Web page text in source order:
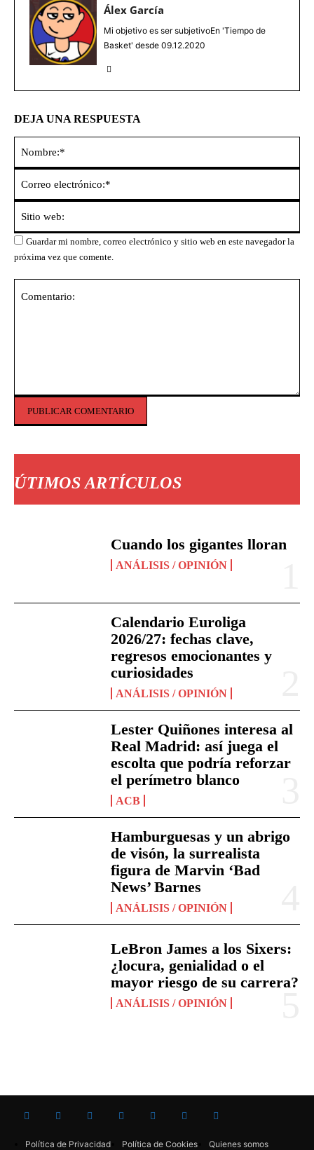
ÚTIMOS ARTÍCULOS
Cuando los gigantes lloran
ANÁLISIS / OPINIÓN
Calendario Euroliga
2026/27: fechas clave,
regresos emocionantes y
curiosidades
ANÁLISIS / OPINIÓN
Lester Quiñones interesa al
Real Madrid: así juega el
escolta que podría reforzar
el perímetro blanco
ACB
Hamburguesas y un abrigo
de visón, la surrealista
figura de Marvin ‘Bad
News’ Barnes
ANÁLISIS / OPINIÓN
LeBron James a los Sixers:
¿locura, genialidad o el
mayor riesgo de su carrera?
ANÁLISIS / OPINIÓN
Álex García
Mi objetivo es ser subjetivoEn 'Tiempo de
Basket' desde 09.12.2020
DEJA UNA RESPUESTA
Guardar mi nombre, correo electrónico y sitio web en este navegador la
próxima vez que comente.
Política de Privacidad Política de Cookies Quienes somos